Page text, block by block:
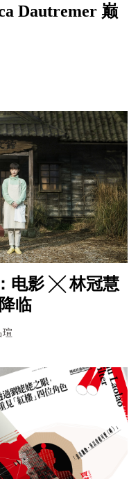
Dautremer 巅
电影 ╳ 林冠慧
临